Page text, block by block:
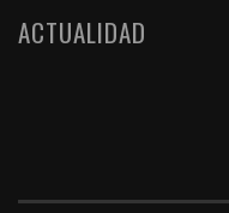
ACTUALIDAD